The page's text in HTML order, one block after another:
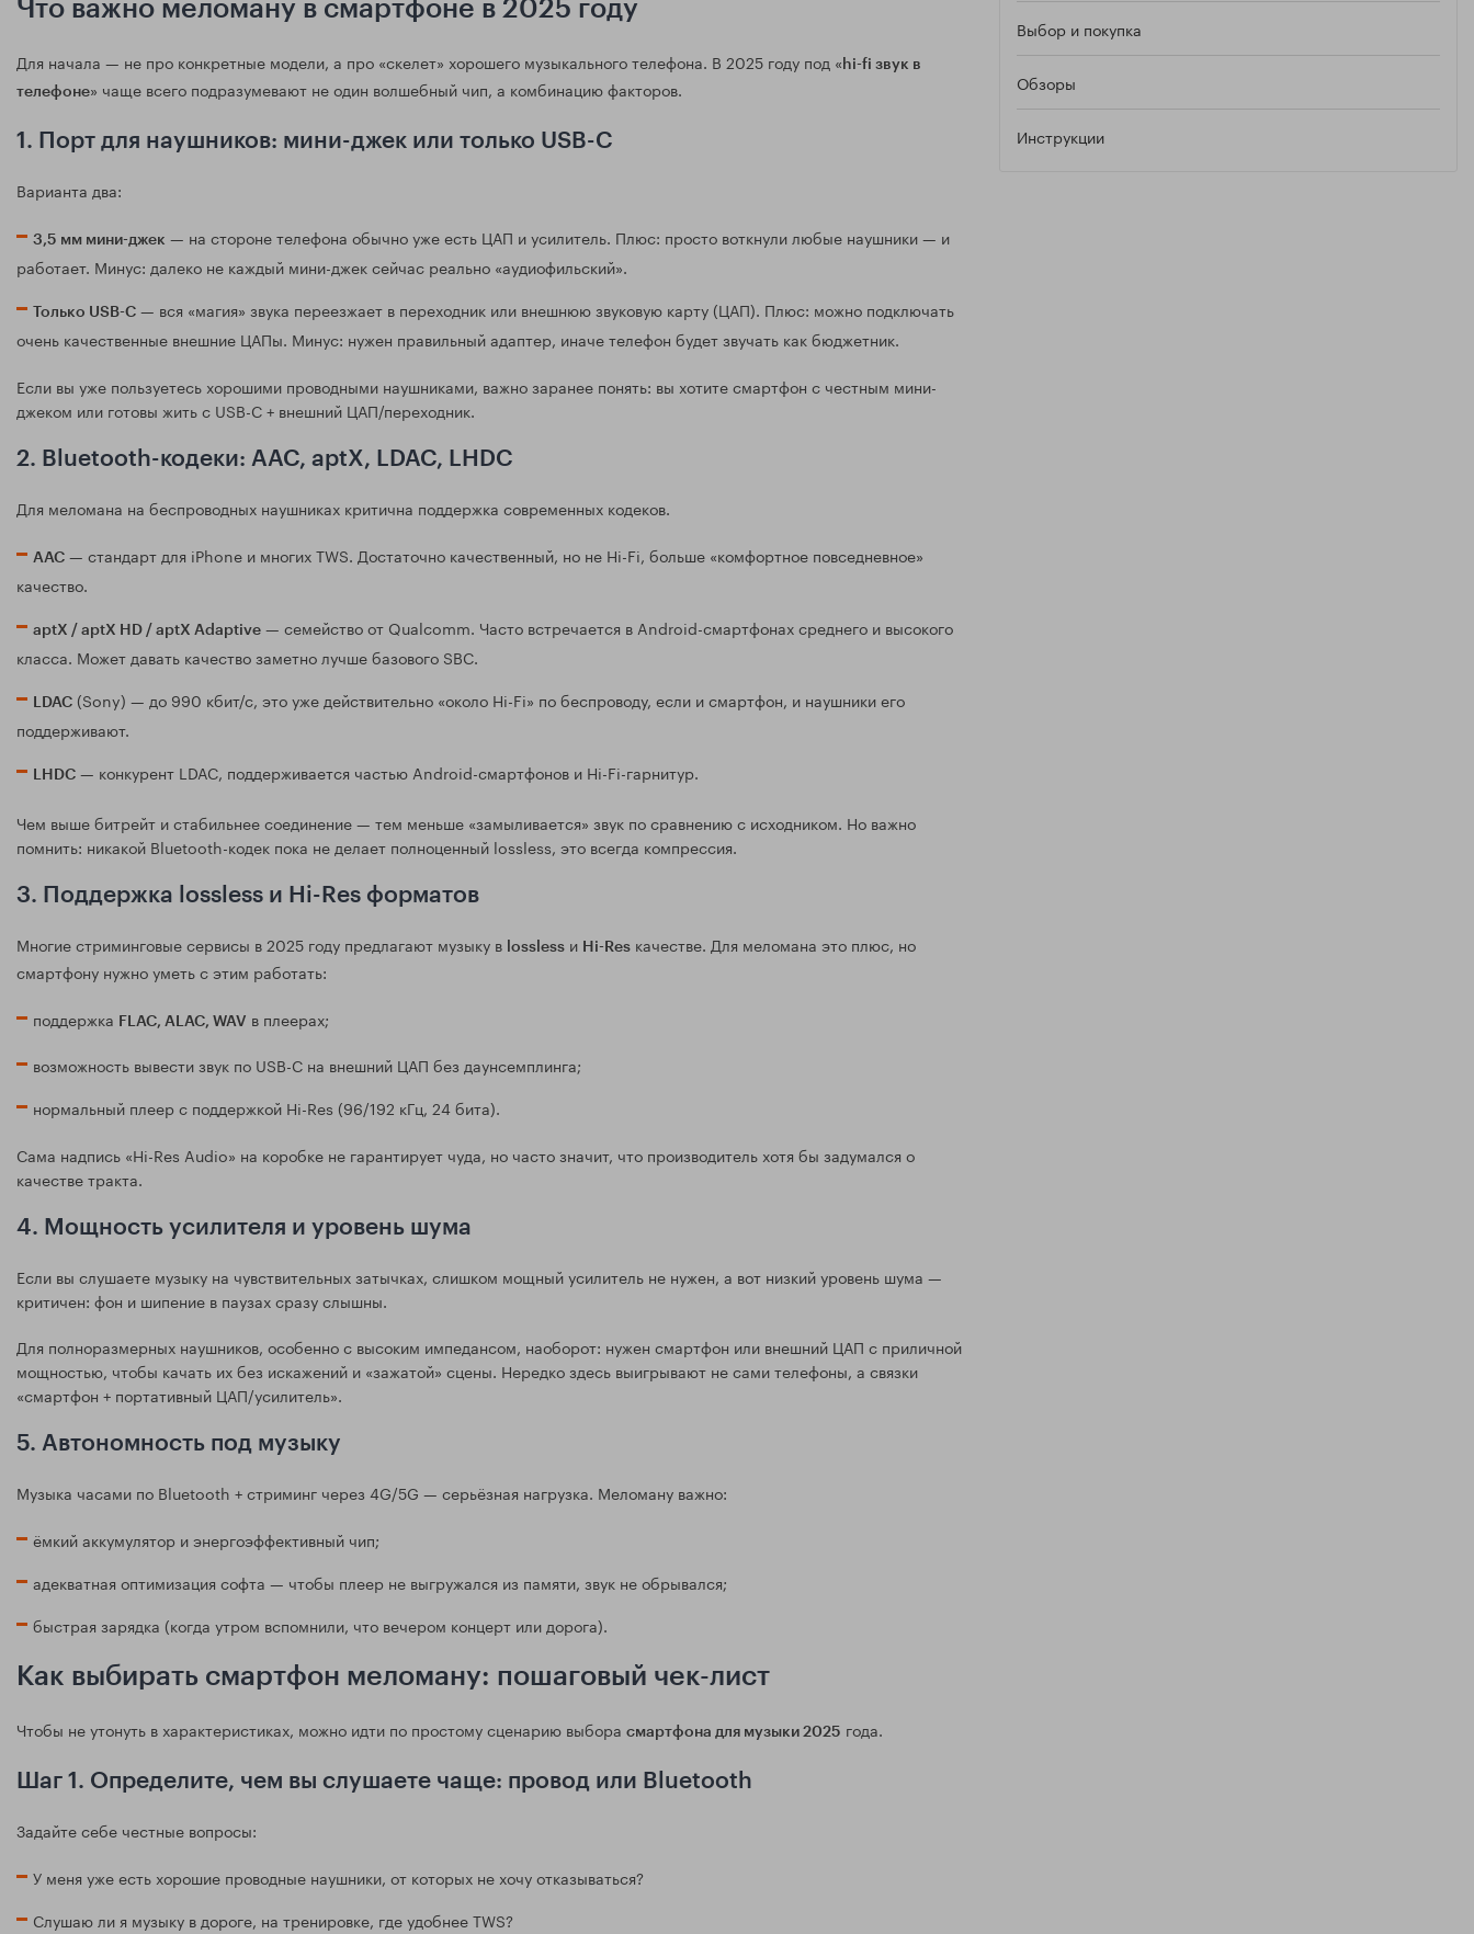
Что важно меломану в смартфоне в 2025 году
Для начала — не про конкретные модели, а про «скелет» хорошего музыкального телефона. В 2025 году под « hi-fi звук в
телефоне» чаще всего подразумевают не один волшебный чип, а комбинацию факторов.
1. Порт для наушников: мини-джек или только USB-C
Варианта два:
3,5 мм мини-джек — на стороне телефона обычно уже есть ЦАП и усилитель. Плюс: просто воткнули любые наушники — и
работает. Минус: далеко не каждый мини-джек сейчас реально «аудиофильский».
Только USB-C — вся «магия» звука переезжает в переходник или внешнюю звуковую карту (ЦАП). Плюс: можно подключать
очень качественные внешние ЦАПы. Минус: нужен правильный адаптер, иначе телефон будет звучать как бюджетник.
Если вы уже пользуетесь хорошими проводными наушниками, важно заранее понять: вы хотите смартфон с честным мини-
джеком или готовы жить с USB-C + внешний ЦАП/переходник.
2. Bluetooth-кодеки: AAC, aptX, LDAC, LHDC
Для меломана на беспроводных наушниках критична поддержка современных кодеков.
AAC — стандарт для iPhone и многих TWS. Достаточно качественный, но не Hi-Fi, больше «комфортное повседневное»
качество.
aptX / aptX HD / aptX Adaptive — семейство от Qualcomm. Часто встречается в Android-смартфонах среднего и высокого
класса. Может давать качество заметно лучше базового SBC.
LDAC (Sony) — до 990 кбит/с, это уже действительно «около Hi-Fi» по беспроводу, если и смартфон, и наушники его
поддерживают.
LHDC — конкурент LDAC, поддерживается частью Android-смартфонов и Hi-Fi-гарнитур.
Чем выше битрейт и стабильнее соединение — тем меньше «замыливается» звук по сравнению с исходником. Но важно
помнить: никакой Bluetooth-кодек пока не делает полноценный lossless, это всегда компрессия.
3. Поддержка lossless и Hi-Res форматов
Многие стриминговые сервисы в 2025 году предлагают музыку в lossless и Hi-Res качестве. Для меломана это плюс, но
смартфону нужно уметь с этим работать:
поддержка FLAC, ALAC, WAV в плеерах;
возможность вывести звук по USB-C на внешний ЦАП без даунсемплинга;
нормальный плеер с поддержкой Hi-Res (96/192 кГц, 24 бита).
Сама надпись «Hi-Res Audio» на коробке не гарантирует чуда, но часто значит, что производитель хотя бы задумался о
качестве тракта.
4. Мощность усилителя и уровень шума
Если вы слушаете музыку на чувствительных затычках, слишком мощный усилитель не нужен, а вот низкий уровень шума —
критичен: фон и шипение в паузах сразу слышны.
Для полноразмерных наушников, особенно с высоким импедансом, наоборот: нужен смартфон или внешний ЦАП с приличной
мощностью, чтобы качать их без искажений и «зажатой» сцены. Нередко здесь выигрывают не сами телефоны, а связки
«смартфон + портативный ЦАП/усилитель».
5. Автономность под музыку
Музыка часами по Bluetooth + стриминг через 4G/5G — серьёзная нагрузка. Меломану важно:
ёмкий аккумулятор и энергоэффективный чип;
адекватная оптимизация софта — чтобы плеер не выгружался из памяти, звук не обрывался;
быстрая зарядка (когда утром вспомнили, что вечером концерт или дорога).
Как выбирать смартфон меломану: пошаговый чек-лист
Чтобы не утонуть в характеристиках, можно идти по простому сценарию выбора смартфона для музыки 2025 года.
Шаг 1. Определите, чем вы слушаете чаще: провод или Bluetooth
Задайте себе честные вопросы:
У меня уже есть хорошие проводные наушники, от которых не хочу отказываться?
Слушаю ли я музыку в дороге, на тренировке, где удобнее TWS?
Выбор и покупка
Обзоры
Инструкции